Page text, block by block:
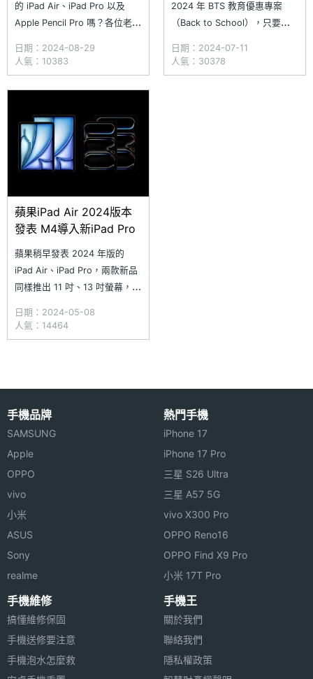
的 iPad Air、iPad Pro 以及
Apple Pencil Pro 嗎？各位老
只到 9/30 的蘋果 BTS 教育優
惠專案。活動期間以教育優惠購
買指定 iPad、MacBook，除了
A
日期：2024-08-29
人氣：10383
2024 年 BTS 教育優惠專案
（Back to School），只要在
iPad、MacBook，即可免費贈
送 Apple Pencil 或 AirPods，
日期：2024-07-11
人氣：30378
蘋果iPad Air 2024版本
發表 M4導入新iPad Pro
蘋果稍早發表 2024 年版的
iPad Air、iPad Pro，兩款新品
同樣推出 11 吋、13 吋螢幕，並
iPad Pro 更首度導入 M4 處理
器、Ultra Retina XDR 螢幕、
日期：2024-05-08
人氣：14464
手機品牌
SAMSUNG
Apple
OPPO
vivo
小米
ASUS
Sony
realme
熱門手機
iPhone 17
iPhone 17 Pro
三星 S26 Ultra
三星 A57 5G
vivo X300 Pro
OPPO Reno16
OPPO Find X9 Pro
小米 17T Pro
手機維修
搞懂維修保固
手機送修要注意
手機泡水怎麼救
手機王
關於我們
聯絡我們
隱私權政策